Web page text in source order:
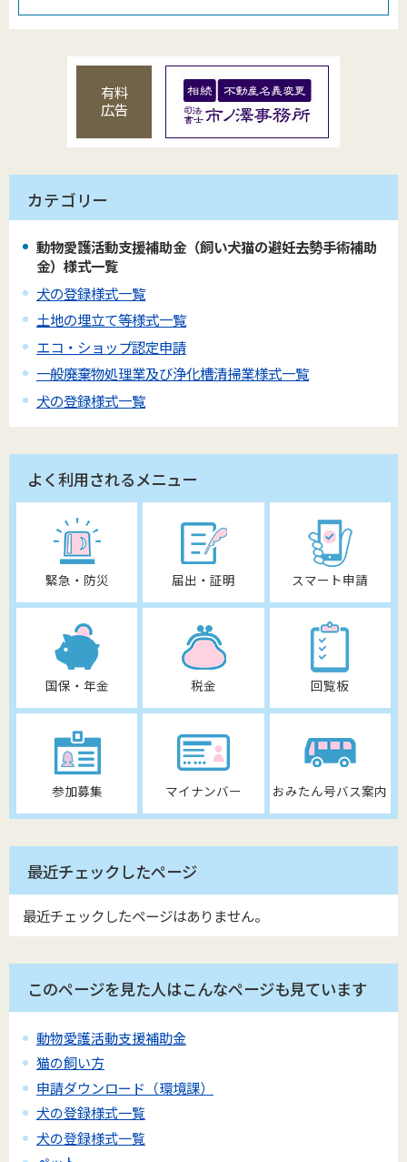
有料
広告
カテゴリー
動物愛護活動支援補助金（飼い犬猫の避妊去勢手術補助
金）様式一覧
犬の登録様式一覧
土地の埋立て等様式一覧
エコ・ショップ認定申請
一般廃棄物処理業及び浄化槽清掃業様式一覧
犬の登録様式一覧
よく利用されるメニュー
緊急・防災 届出・証明 スマート申請
国保・年金 税金 回覧板
参加募集 マイナンバー おみたん号バス案内
最近チェックしたページ
最近チェックしたページはありません。
このページを見た人はこんなページも見ています
動物愛護活動支援補助金
猫の飼い方
申請ダウンロード（環境課）
犬の登録様式一覧
犬の登録様式一覧